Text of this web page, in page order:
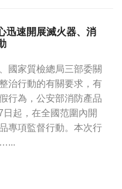
迅速開展滅火器、消
國家質檢總局三部委關
治行動的有關要求，有
行為，公安部消防產品
起，在全國范圍內開
專項監督行動。本次行